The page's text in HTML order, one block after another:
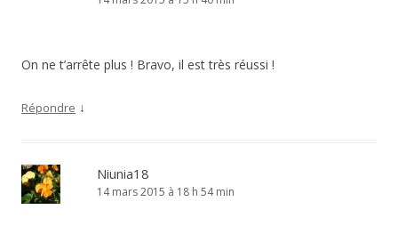
On ne t’arrête plus ! Bravo, il est très réussi !
Répondre ↓
Niunia18
14 mars 2015 à 18 h 54 min